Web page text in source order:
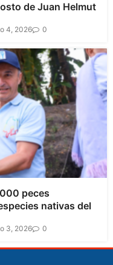
de Juan Helmut
4, 2026 0
peces
nativas del
3, 2026 0